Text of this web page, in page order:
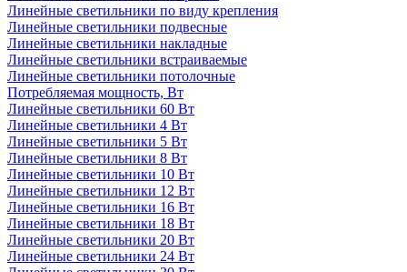
Линейные светильники по виду крепления
Линейные светильники подвесные
Линейные светильники накладные
Линейные светильники встраиваемые
Линейные светильники потолочные
Потребляемая мощность, Вт
Линейные светильники 60 Вт
Линейные светильники 4 Вт
Линейные светильники 5 Вт
Линейные светильники 8 Вт
Линейные светильники 10 Вт
Линейные светильники 12 Вт
Линейные светильники 16 Вт
Линейные светильники 18 Вт
Линейные светильники 20 Вт
Линейные светильники 24 Вт